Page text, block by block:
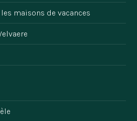
maisons de vacances